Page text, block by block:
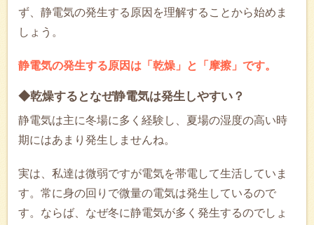
ず、静電気の発生する原因を理解することから始めま
しょう。
静電気の発生する原因は「乾燥」と「摩擦」です。
◆乾燥するとなぜ静電気は発生しやすい？
静電気は主に冬場に多く経験し、夏場の湿度の高い時
期にはあまり発生しませんね。
実は、私達は微弱ですが電気を帯電して生活していま
す。常に身の回りで微量の電気は発生しているので
す。ならば、なぜ冬に静電気が多く発生するのでしょ